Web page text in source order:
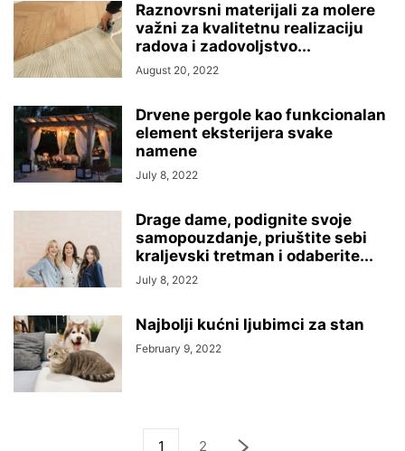
Raznovrsni materijali za molere
važni za kvalitetnu realizaciju
radova i zadovoljstvo...
August 20, 2022
Drvene pergole kao funkcionalan
element eksterijera svake
namene
July 8, 2022
Drage dame, podignite svoje
samopouzdanje, priuštite sebi
kraljevski tretman i odaberite...
July 8, 2022
Najbolji kućni ljubimci za stan
February 9, 2022
1 2